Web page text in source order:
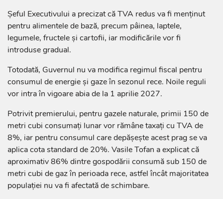
Șeful Executivului a precizat că TVA redus va fi menținut
pentru alimentele de bază, precum pâinea, laptele,
legumele, fructele și cartofii, iar modificările vor fi
introduse gradual.
Totodată, Guvernul nu va modifica regimul fiscal pentru
consumul de energie și gaze în sezonul rece. Noile reguli
vor intra în vigoare abia de la 1 aprilie 2027.
Potrivit premierului, pentru gazele naturale, primii 150 de
metri cubi consumați lunar vor rămâne taxați cu TVA de
8%, iar pentru consumul care depășește acest prag se va
aplica cota standard de 20%. Vasile Tofan a explicat că
aproximativ 86% dintre gospodării consumă sub 150 de
metri cubi de gaz în perioada rece, astfel încât majoritatea
populației nu va fi afectată de schimbare.